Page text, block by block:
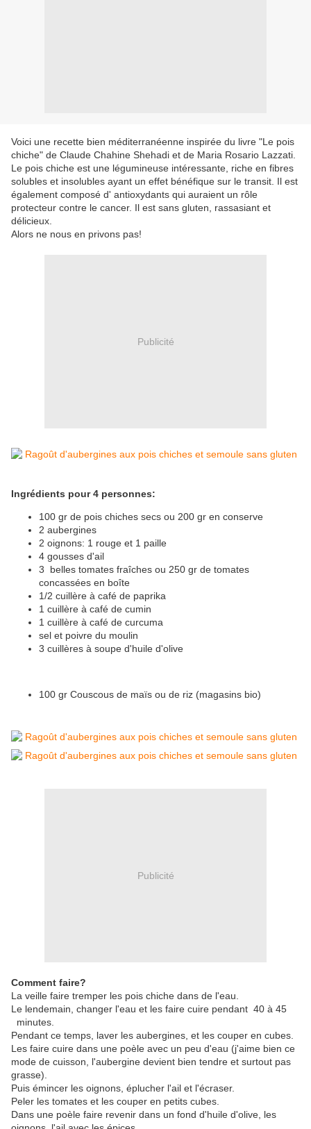
Voici une recette bien méditerranéenne inspirée du livre "Le pois
chiche" de Claude Chahine Shehadi et de Maria Rosario Lazzati.
Le pois chiche est une légumineuse intéressante, riche en fibres
solubles et insolubles ayant un effet bénéfique sur le transit. Il est
également composé d' antioxydants qui auraient un rôle
protecteur contre le cancer. Il est sans gluten, rassasiant et
délicieux.
Alors ne nous en privons pas!
Publicité
Ingrédients pour 4 personnes:
100 gr de pois chiches secs ou 200 gr en conserve
2 aubergines
2 oignons: 1 rouge et 1 paille
4 gousses d'ail
3 belles tomates fraîches ou 250 gr de tomates
concassées en boîte
1/2 cuillère à café de paprika
1 cuillère à café de cumin
1 cuillère à café de curcuma
sel et poivre du moulin
3 cuillères à soupe d'huile d'olive
100 gr Couscous de maïs ou de riz (magasins bio)
Publicité
Comment faire?
La veille faire tremper les pois chiche dans de l'eau.
Le lendemain, changer l'eau et les faire cuire pendant 40 à 45
minutes.
Pendant ce temps, laver les aubergines, et les couper en cubes.
Les faire cuire dans une poèle avec un peu d'eau (j'aime bien ce
mode de cuisson, l'aubergine devient bien tendre et surtout pas
grasse).
Puis émincer les oignons, éplucher l'ail et l'écraser.
Peler les tomates et les couper en petits cubes.
Dans une poèle faire revenir dans un fond d'huile d'olive, les